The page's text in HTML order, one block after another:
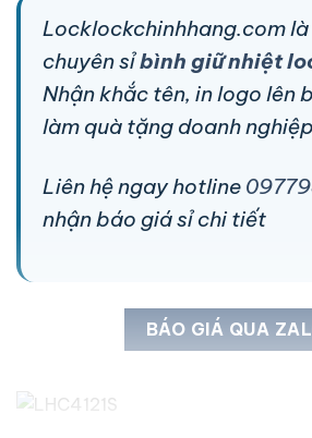
Locklockchinhhang.com
chuyên sỉbình giữ nhiệt
Nhận khắc tên, in logo lên
làm quà tặng doanh
Liên hệ ngay hotline
nhận báo giá sỉ chi tiết
BÁO GIÁ QUA